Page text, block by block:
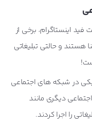
اینستاگرام، برخی از
و حالتی تبلیغاتی
در شبکه های اجتماعی
دیگری مانند
را اجرا کردند.